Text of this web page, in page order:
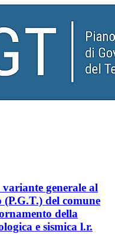
generale al
del comune
della
e sismica l.r.